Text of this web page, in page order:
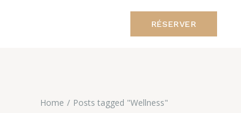
RÉSERVER
Home Posts tagged "Wellness"